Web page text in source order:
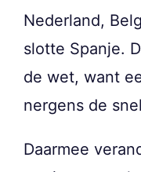
Nederland,
slotte Spanje.
de wet, want
nergens de
Daarmee